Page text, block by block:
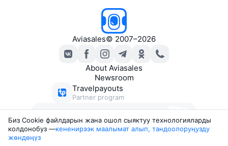
Aviasales© 2007–2026
About Aviasales
Newsroom
Travelpayouts
Partner program
боюнча каттар
Биз Сookie файлдарын жана ошол сыяктуу технологияларды
колдонобуз —кененирээк маалымат алып, тандоолоруңузду
жөндөңүз